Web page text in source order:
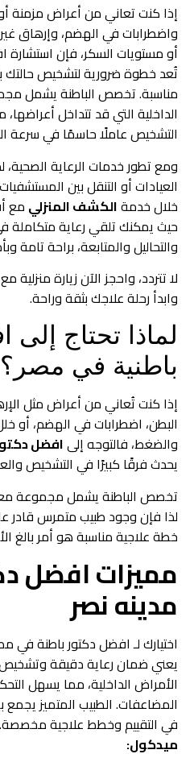
إذا كنت تعاني من أعراض مزمنة
واضطرابات في الهضم، وإرهاق
أو مستويات السكر، فإن
تُعد خطوة ضرورية لتشخيص
مناسبة. تخصص الباطنة يشمل
الداخلية التي قد تتداخل
التشخيص عاملًا حاسمًا في سرعة
ومع تطور خدمات الرعاية الصحية،
العيادات أو التنقل بين
خلال خدمةالكشف المنزلي مع
حيث يمكنك تلقي رعاية
والتحاليل والمتابعة، براحة تامة
لا تتردد، واحجز الآن زيارة
وابدأ رحلة علاجك بثقة وراحة.
لماذا تحتاج إلى
باطنية في مصر؟
إذا كنت تُعاني من أعراض مثل
البطن، اضطرابات في الهضم، أو
والضغط، فالتوجه إلىافضل
يحدث فرقًا كبيرًا في التشخيص
تخصص الباطنة يشمل مجموعة
لذا فإن وجود طبيب متمرس قادر
خطة علاجية مناسبة هو أمر بالغ
مميزاتافضل
مدينه نصر
اختيارك لـ افضل دكتور باطنة في
يعني ضمان رعاية دقيقة
الأمراض الداخلية، مما يسهل
المضاعفات. الطبيب المتميز يجمع
في التقييم وخطط علاجية مخصصة.
ميدكول: